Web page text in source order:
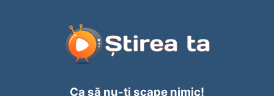
Ca să nu-ți scape nimic!